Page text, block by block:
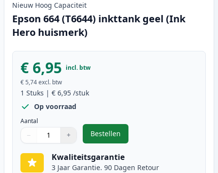
Nieuw Hoog Capaciteit
Epson 664 (T6644) inkttank geel (Ink
Hero huismerk)
€ 6,95 incl. btw
€ 5,74excl. btw
1 Stuks | € 6,95 /stuk
Op voorraad
Aantal
Gebruik de knoppen om aan te passen
− +
1
Bestellen
,Epson 664 (T6644) inkttank geel
Kwaliteitsgarantie
3 Jaar Garantie. 90 Dagen Retour